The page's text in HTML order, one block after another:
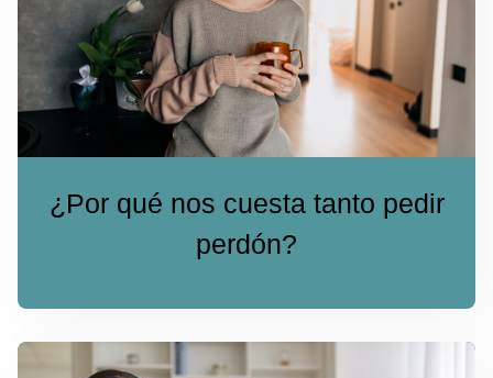
¿Por qué nos cuesta tanto pedir
perdón?